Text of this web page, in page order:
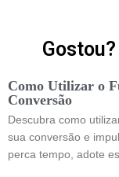
Como Utilizar o
Conversão
Descubra como
sua conversão e
perca tempo, adote